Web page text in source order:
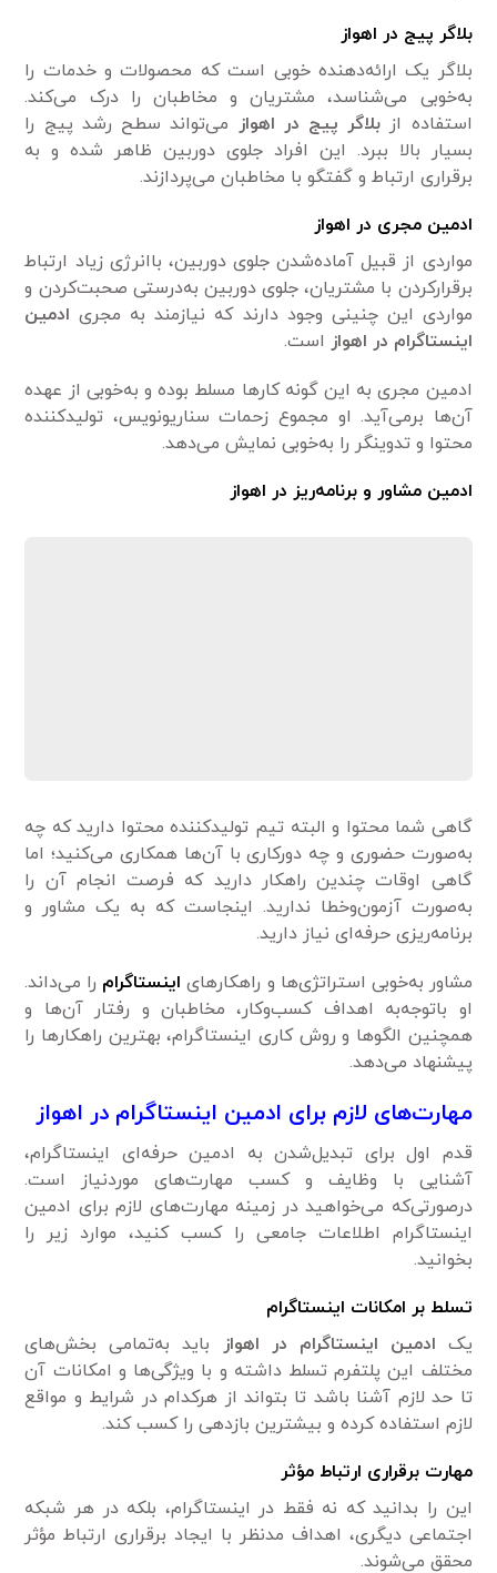
بلاگر پیج در اهواز
بلاگر یک ارائه‌دهنده خوبی است که محصولات و خدمات را
به‌خوبی می‌شناسد، مشتریان و مخاطبان را درک می‌کند.
استفاده از بلاگر پیج در اهواز می‌تواند سطح رشد پیج را
بسیار بالا ببرد. این افراد جلوی دوربین ظاهر شده و به
برقراری ارتباط و گفتگو با مخاطبان می‌پردازند.
ادمین مجری در اهواز
مواردی از قبیل آماده‌شدن جلوی دوربین، باانرژی زیاد ارتباط
برقرارکردن با مشتریان، جلوی دوربین به‌درستی صحبت‌کردن و
مواردی این چنینی وجود دارند که نیازمند به مجری ادمین
اینستاگرام در اهواز است.
ادمین مجری به این گونه کارها مسلط بوده و به‌خوبی از عهده
آن‌ها برمی‌آید. او مجموع زحمات سناریونویس، تولیدکننده
محتوا و تدوینگر را به‌خوبی نمایش می‌دهد.
ادمین مشاور و برنامه‌ریز در اهواز
گاهی شما محتوا و البته تیم تولیدکننده محتوا دارید که چه
به‌صورت حضوری و چه دورکاری با آن‌ها همکاری می‌کنید؛ اما
گاهی اوقات چندین راهکار دارید که فرصت انجام آن را
به‌صورت آزمون‌وخطا ندارید. اینجاست که به یک مشاور و
برنامه‌ریزی حرفه‌ای نیاز دارید.
مشاور به‌خوبی استراتژی‌ها و راهکارهای اینستاگرام را می‌داند.
او باتوجه‌به اهداف کسب‌وکار، مخاطبان و رفتار آن‌ها و
همچنین الگوها و روش کاری اینستاگرام، بهترین راهکارها را
پیشنهاد می‌دهد.
مهارت‌های لازم برای ادمین اینستاگرام در اهواز
قدم اول برای تبدیل‌شدن به ادمین حرفه‌ای اینستاگرام،
آشنایی با وظایف و کسب مهارت‌های موردنیاز است.
درصورتی‌که می‌خواهید در زمینه مهارت‌های لازم برای ادمین
اینستاگرام اطلاعات جامعی را کسب کنید، موارد زیر را
بخوانید.
تسلط بر امکانات اینستاگرام
یک ادمین اینستاگرام در اهواز
باید به‌تمامی بخش‌های
مختلف این پلتفرم تسلط داشته و با ویژگی‌ها و امکانات آن
تا حد لازم آشنا باشد تا بتواند از هرکدام در شرایط و مواقع
لازم استفاده کرده و بیشترین بازدهی را کسب کند.
مهارت برقراری ارتباط مؤثر
این را بدانید که نه فقط در اینستاگرام، بلکه در هر شبکه
اجتماعی دیگری، اهداف مدنظر با ایجاد برقراری ارتباط مؤثر
محقق می‌شوند.